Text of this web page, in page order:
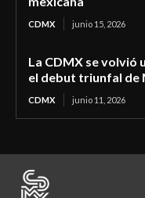
CDMX junio 15, 2026
La CDMX se volvió
el debut triunfal de
CDMX junio 11, 2026